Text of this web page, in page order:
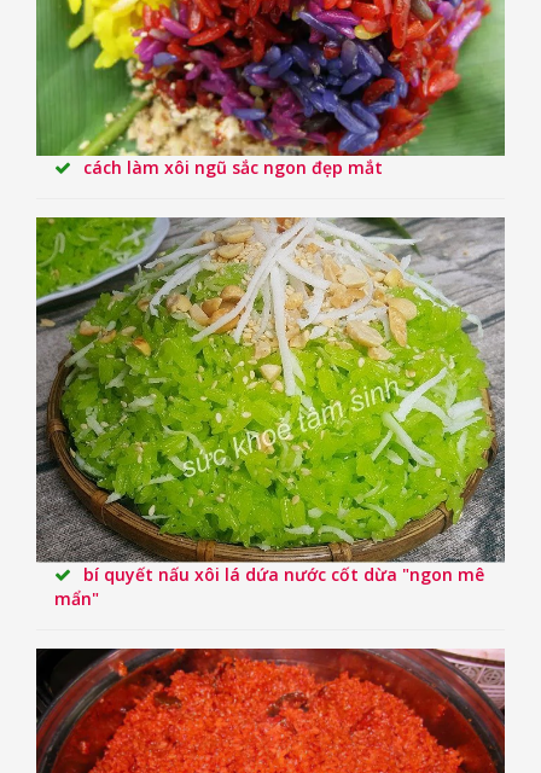
cách làm xôi ngũ sắc ngon đẹp mắt
bí quyết nấu xôi lá dứa nước cốt dừa "ngon mê
mẩn"